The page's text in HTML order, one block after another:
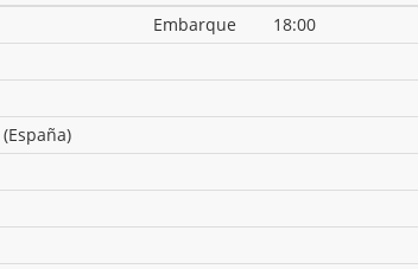
Embarque
18:00